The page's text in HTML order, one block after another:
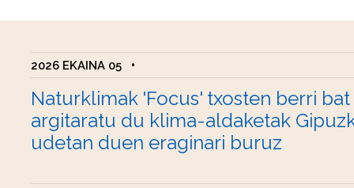
2026 EKAINA 05 •
Naturklimak 'Focus' txosten berri bat
argitaratu du klima-aldaketak
udetan duen eraginari buruz